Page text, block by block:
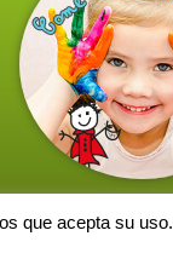
que acepta su uso.